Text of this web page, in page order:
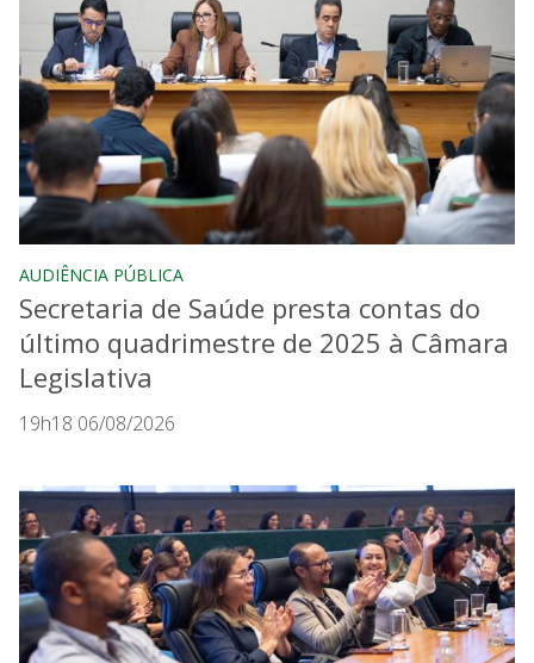
AUDIÊNCIA PÚBLICA
Secretaria de Saúde presta contas do
último quadrimestre de 2025 à Câmara
Legislativa
19h18 06/08/2026